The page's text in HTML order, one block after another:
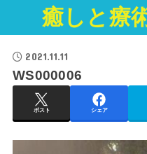
癒しと療
2021.11.11
WS000006
ポスト シェア